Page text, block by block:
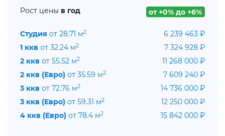
Рост цены в год от +0% до +6%
Студия от 28.71 м2
6 239 463 ₽
1 ккв от 32.24 м2
7 324 928 ₽
2 ккв от 55.52 м2
11 268 000 ₽
2 ккв (Евро) от 35.59 м2
7 609 240 ₽
3 ккв от 72.76 м2
14 736 000 ₽
3 ккв (Евро) от 59.31 м2
12 250 000 ₽
4 ккв (Евро) от 78.4 м2 15 842 000 ₽